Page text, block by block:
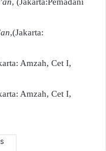
,(Jakarta:
Amzah, Cet I,
Amzah, Cet I,